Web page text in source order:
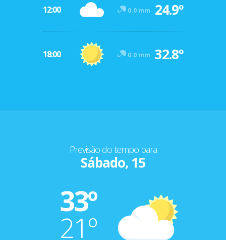
12:00 0.0 mm 24.9º
18:00 0.0 mm 32.8º
Previsão do tempo para
Sábado, 15
33º
21º